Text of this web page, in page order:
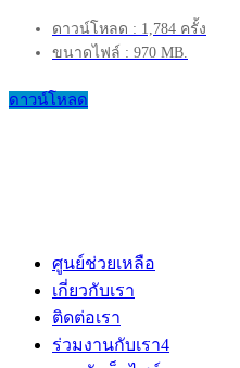
ดาวน์โหลด : 1,784 ครั้ง
ขนาดไฟล์ : 970 MB.
ดาวน์โหลด
ศูนย์ช่วยเหลือ
เกี่ยวกับเรา
ติดต่อเรา
ร่วมงานกับเรา4